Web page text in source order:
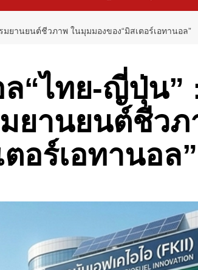
ยานยนต์ชีวภาพ ในมุมมองของ“มิสเตอร์เอทานอล”
“ไทย-ญี่ปุ่น”
ยานยนต์ชีวภ
อร์เอทานอล”